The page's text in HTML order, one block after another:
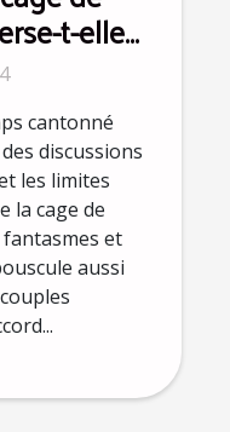
t-elle
?
cantonné
discussions
les limites
la cage de
et
aussi